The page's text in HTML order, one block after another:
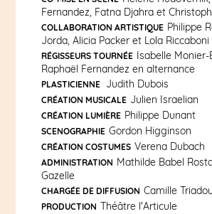
Fernandez, Fatna Djahra et
COLLABORATION ARTISTIQUE Philippe
Jorda, Alicia Packer et Lola Riccaboni
RÉGISSEURS TOURNÉE Isabelle Monier-
Raphaël Fernandez en alternance
PLASTICIENNE Judith Dubois
CRÉATION MUSICALE Julien Israelian
CRÉATION LUMIÈRE Philippe Dunant
SCENOGRAPHIE Gordon Higginson
CRÉATION COSTUMES Verena Dubach
ADMINISTRATION Mathilde Babel
Gazelle
CHARGÉE DE DIFFUSION Camille Triadou
PRODUCTION Théâtre l'Articule